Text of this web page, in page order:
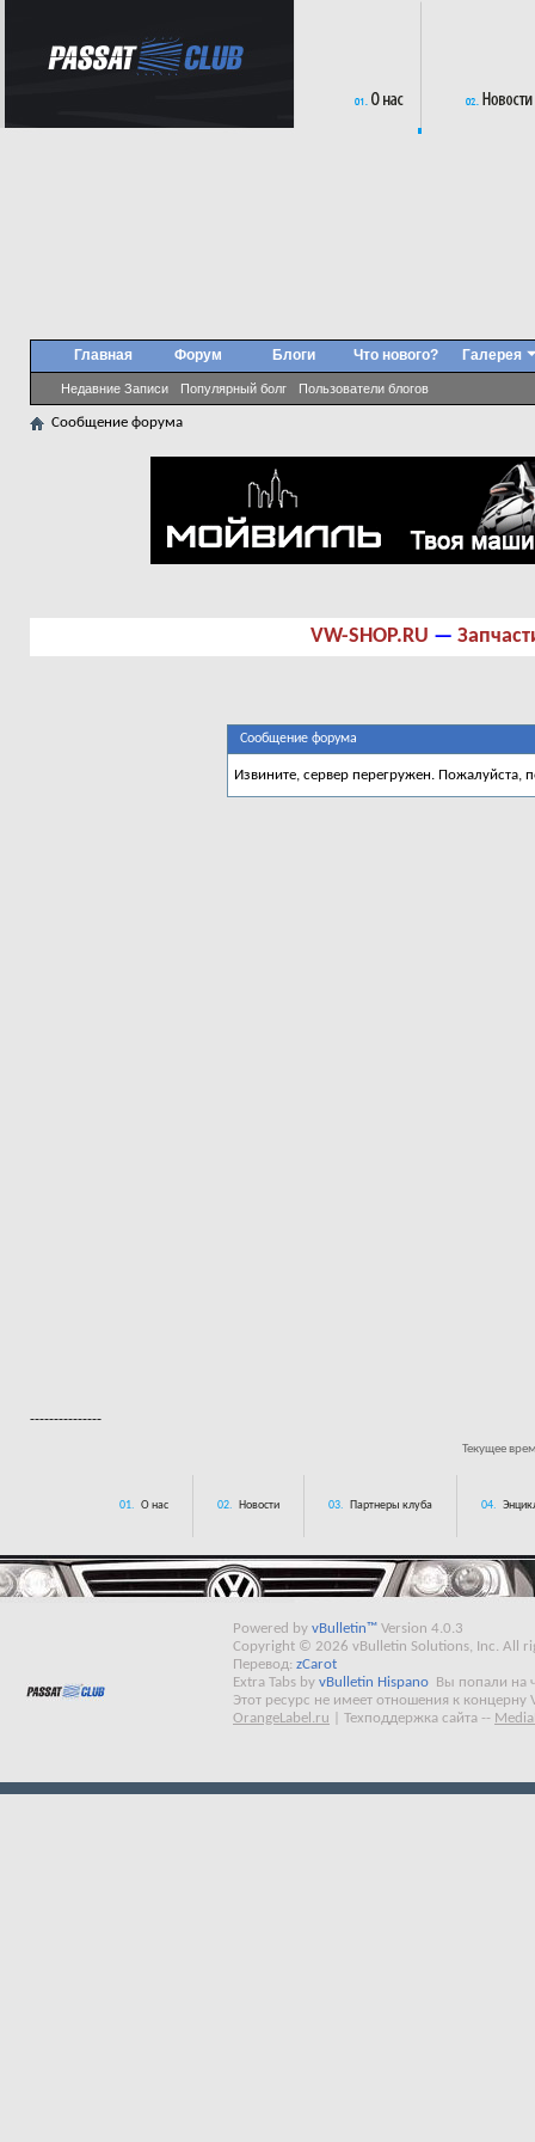
Главная Форум Блоги
Недавние Записи Популярный болг Пользователи блогов
Что нового? Галерея
Сообщение форума
VW-SHOP.RU —
Сообщение форума
Извините, сервер перегружен. Пожалуйста,
---------------
Текущее
01. О нас 02. Новости 03. Партнеры клуба 04.
Powered by vBulletin™ Version 4.0.3
Copyright © 2026 vBulletin Solutions, Inc. All
Перевод: zCarot
Extra Tabs by vBulletin Hispano
Вы попали на
Этот ресурс не имеет отношения к концерну
OrangeLabel.ru
Техподдержка сайта --